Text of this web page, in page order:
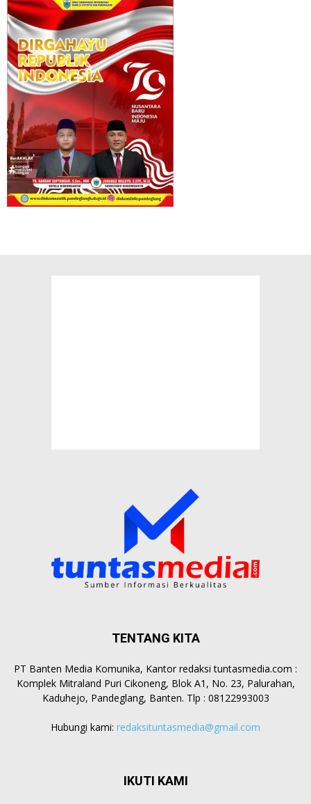
TENTANG KITA
PT Banten Media Komunika, Kantor redaksi tuntasmedia.com :
Komplek Mitraland Puri Cikoneng, Blok A1, No. 23, Palurahan,
Kaduhejo, Pandeglang, Banten. Tlp : 08122993003
Hubungi kami: redaksituntasmedia@gmail.com
IKUTI KAMI